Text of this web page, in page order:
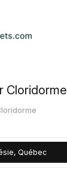
Cloridorme